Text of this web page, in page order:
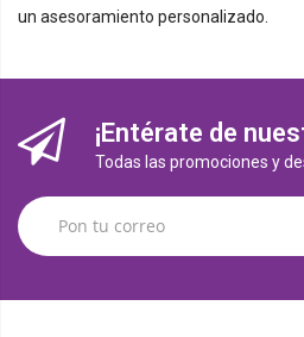
un asesoramiento personalizado.
¡Entérate de
Todas las promociones y